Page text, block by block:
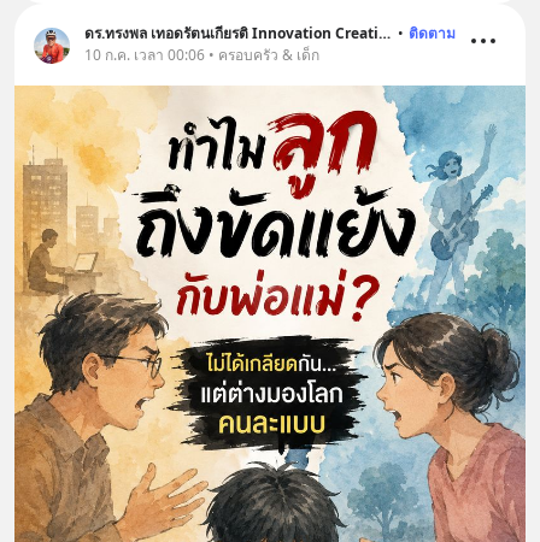
ดร.ทรงพล เทอดรัตนเกียรติ Innovation Creative • ติดตาม
10 ก.ค. เวลา 00:06 • ครอบครัว & เด็ก